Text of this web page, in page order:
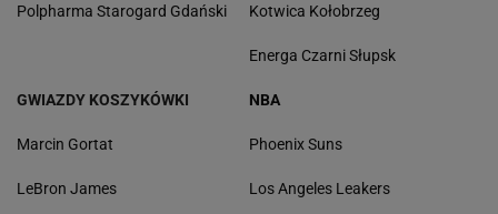
Polpharma Starogard Gdański Kotwica Kołobrzeg
Energa Czarni Słupsk
GWIAZDY KOSZYKÓWKI
Marcin Gortat
LeBron James
NBA
Phoenix Suns
Los Angeles Leakers